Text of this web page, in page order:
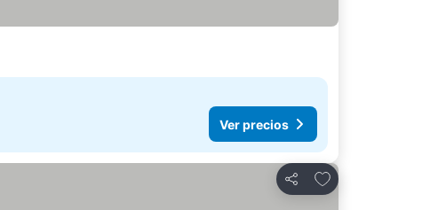
Ver precios
Compartir
Agregar a favoritos